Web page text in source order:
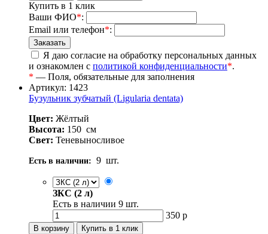
Купить в 1 клик
Ваши ФИО*:
Email или телефон*:
Я даю согласие на обработку персональных данных
и ознакомлен с политикой конфиденциальности*.
* — Поля, обязательные для заполнения
Артикул: 1423
Бузульник зубчатый (Ligularia dentata)
Цвет: Жёлтый
Высота: 150 см
Свет: Теневыносливое
Есть в наличии: 9 шт.
ЗКС (2 л)
Есть в наличии 9 шт.
350 р